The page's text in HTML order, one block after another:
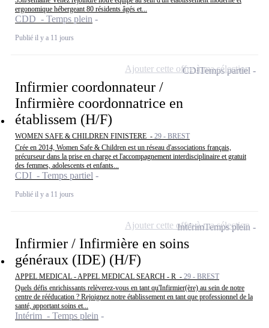
ergonomique hébergeant 80 résidents âgés et...
CDD - Temps plein
Publié il y a 11 jours
Infirmier coordonnateur /
Infirmière coordonnatrice en
établissem (H/F)
WOMEN SAFE & CHILDREN FINISTERE - 29 - BREST
Crée en 2014, Women Safe & Children est un réseau d'associations français,
précurseur dans la prise en charge et l'accompagnement interdisciplinaire et gratuit
des femmes, adolescents et enfants...
CDI - Temps partiel
Publié il y a 11 jours
CDITemps partiel
Ajouter cette offre à ma sélection
Infirmier / Infirmière en soins
généraux (IDE) (H/F)
APPEL MEDICAL - APPEL MEDICAL SEARCH - R - 29 - BREST
Quels défis enrichissants relèverez-vous en tant qu'Infirmier(ère) au sein de notre
centre de rééducation ? Rejoignez notre établissement en tant que professionnel de la
santé, apportant soins et...
Intérim - Temps plein
IntérimTemps plein
Ajouter cette offre à ma sélection